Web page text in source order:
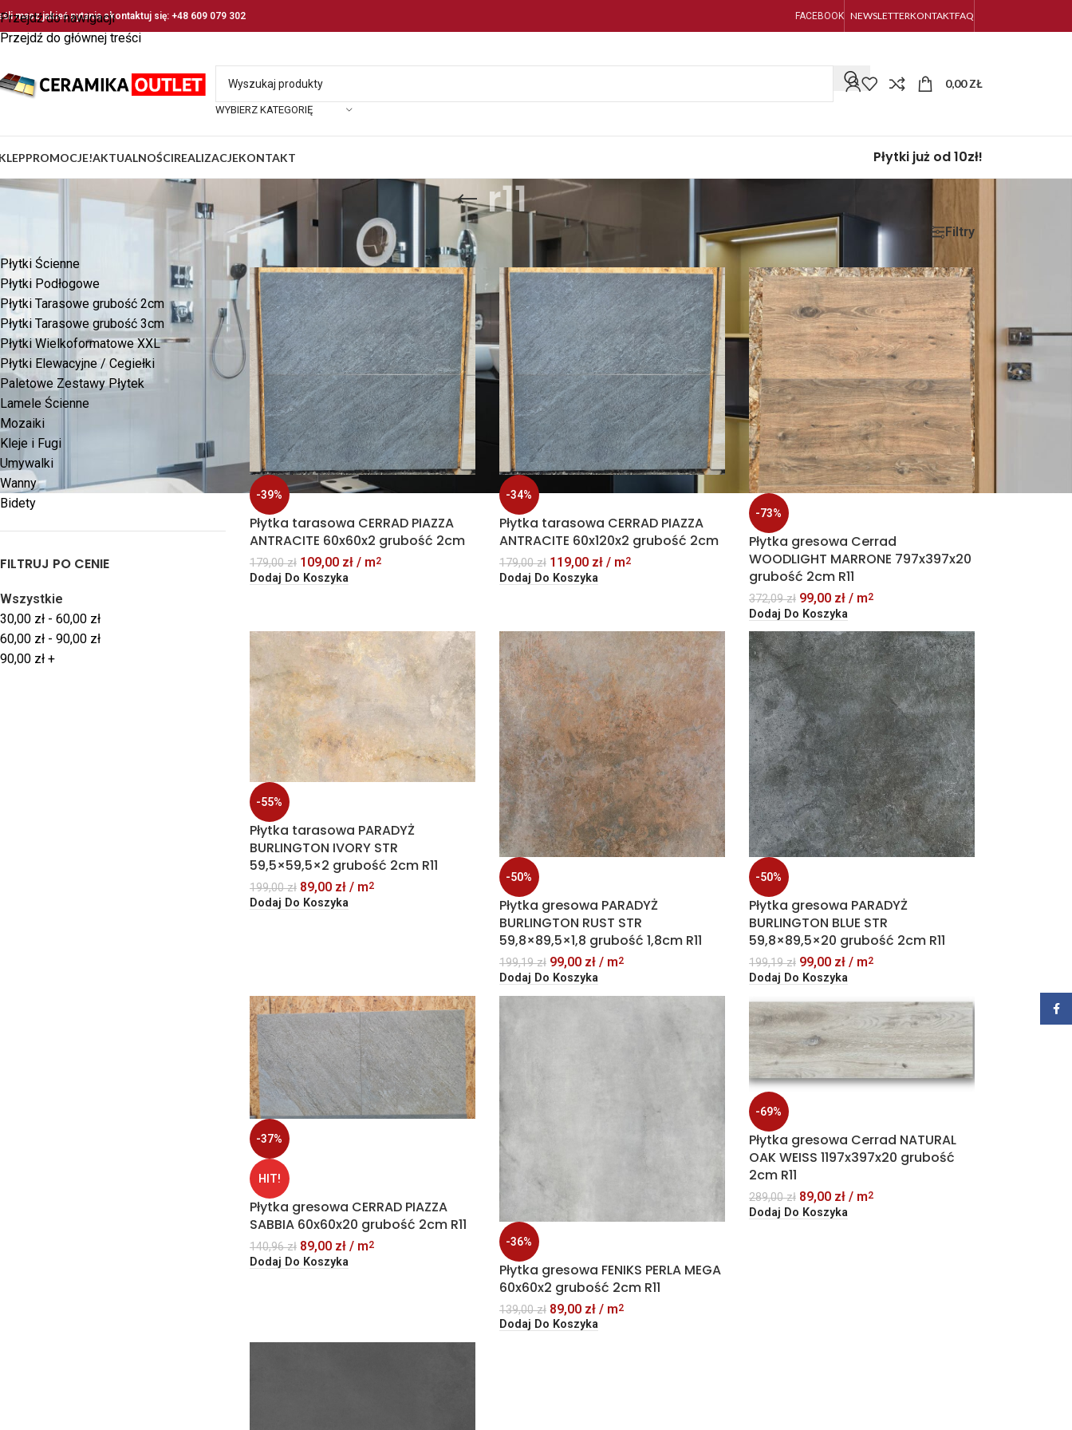
Przejdź do nawigacji
Przejdź do głównej treści
masz jakieś pytania skontaktuj się: +48 609 079 302 FACEBOOK NEWSLETTERKONTAKTFAQ
WYBIERZ KATEGORIĘ
0,00ZŁ
PROMOCJE!AKTUALNOŚCIREALIZACJEKONTAKT Płytki już od 10zł!
r11
Płytki Ścienne
Płytki Podłogowe
Płytki Tarasowe grubość 2cm
Płytki Tarasowe grubość 3cm
Płytki Wielkoformatowe XXL
Płytki Elewacyjne / Cegiełki
Paletowe Zestawy Płytek
Lamele Ścienne
Mozaiki
Kleje i Fugi
Umywalki
Wanny
Bidety
FILTRUJ PO CENIE
Wszystkie
30,00 zł - 60,00 zł
60,00 zł - 90,00 zł
90,00 zł +
Strona główna Produkty oznaczone “r11” Pokaż 9 24 Filtry
-39%
Płytka tarasowa CERRAD PIAZZA
ANTRACITE 60x60x2 grubość 2cm
179,00zł 109,00 zł / m2
Dodaj Do Koszyka
-34%
Płytka tarasowa CERRAD PIAZZA
ANTRACITE 60x120x2 grubość 2cm
179,00zł 119,00 zł / m2
Dodaj Do Koszyka
-73%
Płytka gresowa Cerrad
WOODLIGHT MARRONE 797x397x20
grubość 2cm R11
372,09zł 99,00 zł / m2
Dodaj Do Koszyka
-55%
Płytka tarasowa PARADYŻ
BURLINGTON IVORY STR
59,5×59,5×2 grubość 2cm R11
199,00zł 89,00 zł / m2
Dodaj Do Koszyka
-50%
Płytka gresowa PARADYŻ
BURLINGTON RUST STR
59,8×89,5×1,8 grubość 1,8cm R11
199,19zł 99,00 zł / m2
Dodaj Do Koszyka
-50%
Płytka gresowa PARADYŻ
BURLINGTON BLUE STR
59,8×89,5×20 grubość 2cm R11
199,19zł 99,00 zł / m2
Dodaj Do Koszyka
-37%
HIT!
Płytka gresowa CERRAD PIAZZA
SABBIA 60x60x20 grubość 2cm R11
140,96zł 89,00 zł / m2
Dodaj Do Koszyka
-36%
Płytka gresowa FENIKS PERLA MEGA
60x60x2 grubość 2cm R11
139,00zł 89,00 zł / m2
Dodaj Do Koszyka
-69%
Płytka gresowa Cerrad NATURAL
OAK WEISS 1197x397x20 grubość
2cm R11
289,00zł 89,00 zł / m2
Dodaj Do Koszyka